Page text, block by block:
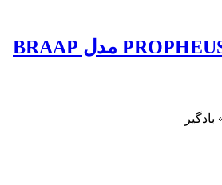
شلوارک مردانه PROPHEUS مدل BRAAP
بادگیر